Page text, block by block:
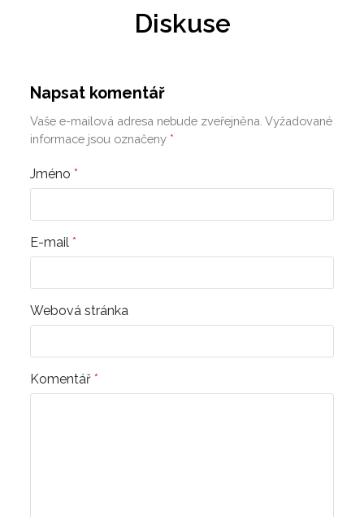
Diskuse
Napsat komentář
Vaše e-mailová adresa nebude zveřejněna. Vyžadované
informace jsou označeny *
Jméno*
E-mail*
Webová stránka
Komentář*